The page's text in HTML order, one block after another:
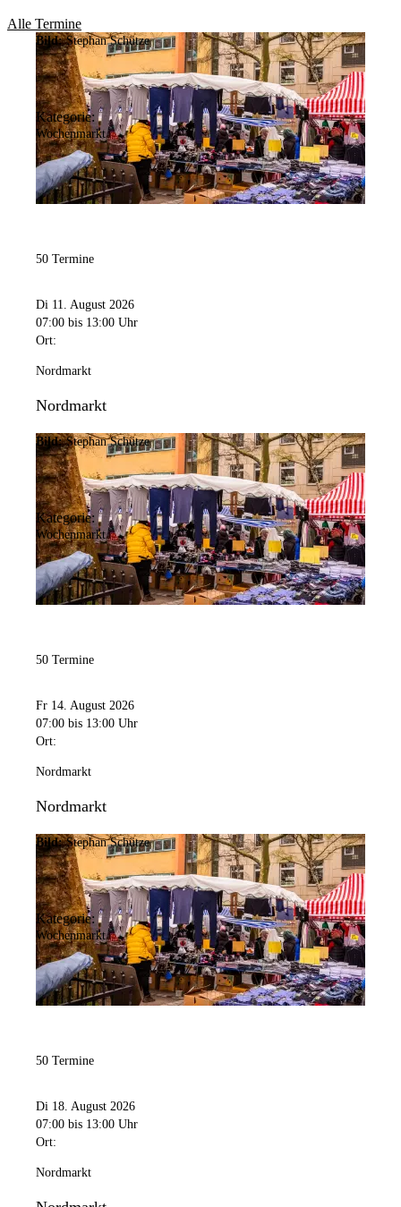
Alle Termine
Bild: Stephan Schütze
Kategorie:
Wochenmarkt
50 Termine
Di 11. August 2026
07:00 bis 13:00 Uhr
Ort:
Nordmarkt
Nordmarkt
Bild: Stephan Schütze
Kategorie:
Wochenmarkt
50 Termine
Fr 14. August 2026
07:00 bis 13:00 Uhr
Ort:
Nordmarkt
Nordmarkt
Bild: Stephan Schütze
Kategorie:
Wochenmarkt
50 Termine
Di 18. August 2026
07:00 bis 13:00 Uhr
Ort:
Nordmarkt